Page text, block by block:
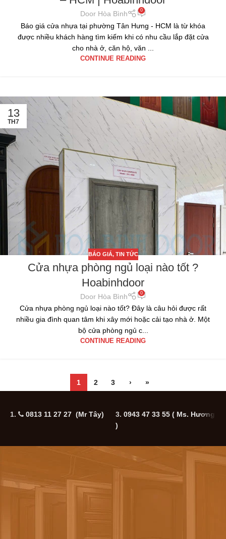
Door Hòa Bình 0
Báo giá cửa nhựa tại phường Tân Hưng - HCM là từ khóa
được nhiều khách hàng tìm kiếm khi có nhu cầu lắp đặt cửa
cho nhà ở, căn hộ, văn ...
CONTINUE READING
13
TH7
BÁO GIÁ, TIN TỨC
Cửa nhựa phòng ngủ loại nào tốt ?
Hoabinhdoor
Door Hòa Bình 0
Cửa nhựa phòng ngủ loại nào tốt? Đây là câu hỏi được rất
nhiều gia đình quan tâm khi xây mới hoặc cải tạo nhà ở. Một
bộ cửa phòng ngủ c...
CONTINUE READING
1 2 3 › »
1. 0813 11 27 27 (Mr Tây) 3. 0943 47 33 55 ( Ms. Hương
)